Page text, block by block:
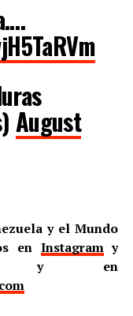
August
y el Mundo
en Instagramy
en